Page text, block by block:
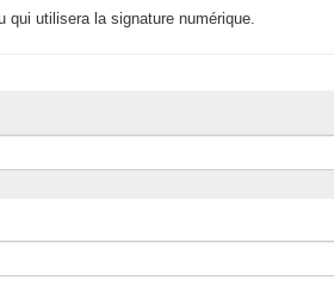
qui utilisera la signature numérique.